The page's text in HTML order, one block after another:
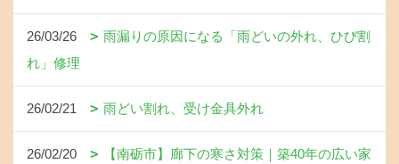
26/03/26
雨漏りの原因になる「雨どいの外れ、ひび割
れ」修理
26/02/21 雨どい割れ、受け金具外れ
26/02/20
【南砺市】廊下の寒さ対策｜築40年の広い家